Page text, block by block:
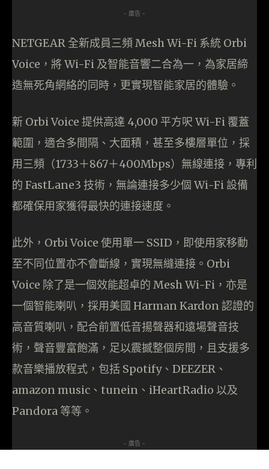
- 廣告 -
NETGEAR 全新成員三頻 Mesh Wi-Fi 系統 Orbi
Voice，將 Wi-Fi 及智能音響二合為一，為家居締
造無死角網絡的同時，更實現智能家居的體驗。
新 Orbi Voice 提供高達 4,000 平方呎 Wi-Fi 覆蓋
範圍，適合多間隔、大面積，甚至多樓層單位，採
用三頻（1733＋867＋400Mbps）無線連接，專利
的 FastLane3 技術，無論連接多少個 Wi-Fi 設備
都確保用家獲得最快的連接速度。
此外，Orbi Voice 使用單一 SSID，即使用家移動
至不同位置亦不會斷線，實現無縫連接。Orbi
Voice 除了是一個效能超卓的 Mesh Wi-Fi，亦是
一個智能喇叭，採用美國 Harman Kardon 認證的
高音質喇叭，配合前置低音揚聲器和遠場聲音技
術，聲音豐富飽滿，足以震撼整個房間，且支援多
款音樂播放程式，包括 Spotify、DEEZER、
amazon music、tunein、iHeartRadio 以及
Pandora 等等。
- 廣告 -